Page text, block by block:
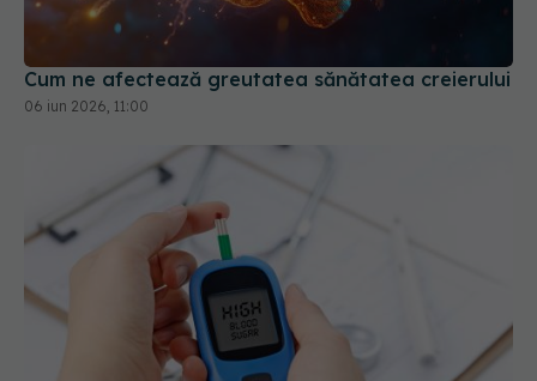
Cum ne afectează greutatea sănătatea creierului
06 iun 2026, 11:00